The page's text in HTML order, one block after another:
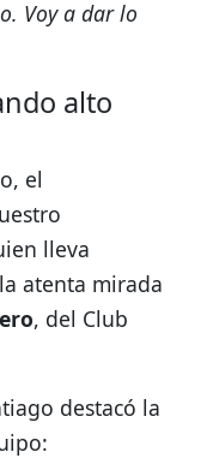
Voy a dar lo
alto
el
lleva
atenta mirada
, del Club
destacó la